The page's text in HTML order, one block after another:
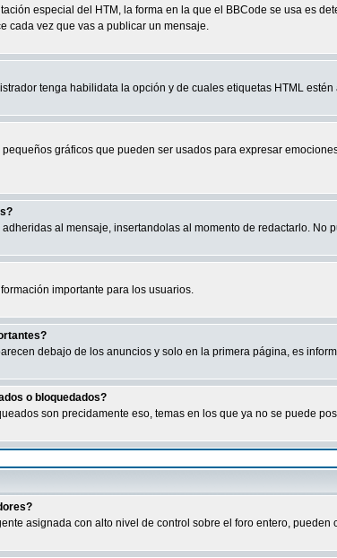
especial del HTM, la forma en la que el BBCode se usa es
cada vez que vas a publicar un mensaje.
tenga habilidata la opción y de cuales etiquetas HTML
gráficos que pueden ser usados para expresar
al mensaje, insertandolas al momento de redactarlo.
importante para los usuarios.
debajo de los anuncios y solo en la primera página, es
o bloquedados?
son precidamente eso, temas en los que ya no se puede
asignada con alto nivel de control sobre el foro entero,